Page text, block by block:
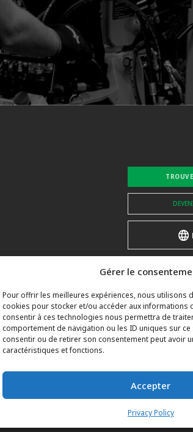
Gérer le
Pour offrir les meilleures expériences, nous utilisons
cookies pour stocker et/ou accéder aux informations
consentir à ces technologies nous permettra de
comportement de navigation ou les ID uniques sur ce
consentir ou de retirer son consentement peut avoir
caractéristiques et fonctions.
Accepter
Privacy Policy